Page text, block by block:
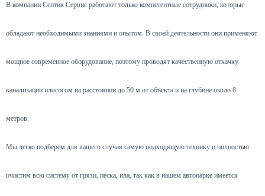
В компании Септик Сервис работают только компетентные сотрудники, которые
обладают необходимыми знаниями и опытом. В своей деятельности они применяют
мощное современное оборудование, поэтому проводят качественную откачку
канализации илососом на расстоянии до 50 м от объекта и на глубине около 8
метров.
Мы легко подберем для вашего случая самую подходящую технику и полностью
очистим всю систему от грязи, песка, ила, так как в нашем автопарке имеется